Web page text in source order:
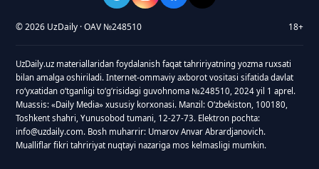
© 2026 UzDaily · OAV №248510 18+
UzDaily.uz materiallaridan foydalanish faqat tahririyatning yozma ruxsati
bilan amalga oshiriladi. Internet-ommaviy axborot vositasi sifatida davlat
roʻyxatidan oʻtganligi toʻgʻrisidagi guvohnoma №248510, 2024 yil 1 aprel.
Muassis: «Daily Media» xususiy korxonasi. Manzil: Oʻzbekiston, 100180,
Toshkent shahri, Yunusobod tumani, 12-27-73. Elektron pochta:
info@uzdaily.com. Bosh muharrir: Umarov Anvar Abrardjanovich.
Mualliflar fikri tahririyat nuqtayi nazariga mos kelmasligi mumkin.